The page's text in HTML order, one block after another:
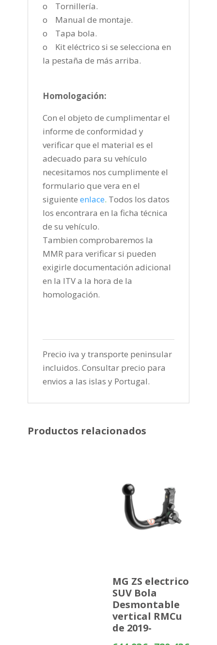
o Tornillería.
o Manual de montaje.
o Tapa bola.
o Kit eléctrico si se selecciona en
la pestaña de más arriba.
Homologación:
Con el objeto de cumplimentar el
informe de conformidad y
verificar que el material es el
adecuado para su vehículo
necesitamos nos cumplimente el
formulario que vera en el
siguiente enlace. Todos los datos
los encontrara en la ficha técnica
de su vehículo.
Tambien comprobaremos la
MMR para verificar si pueden
exigirle documentación adicional
en la ITV a la hora de la
homologación.
Precio iva y transporte peninsular
incluidos. Consultar precio para
envios a las islas y Portugal.
Productos relacionados
MG ZS electrico
SUV Bola
Desmontable
vertical RMCu
de 2019-